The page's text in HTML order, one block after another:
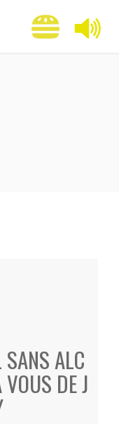
SANS ALC
DE J